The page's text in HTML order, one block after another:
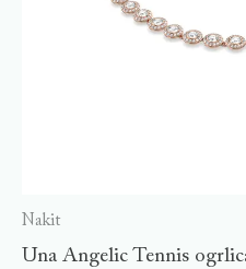
Nakit
Una Angelic Tennis